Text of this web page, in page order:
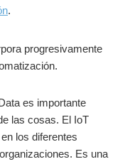
.
progresivamente
es importante
las cosas. El IoT
los diferentes
Es una